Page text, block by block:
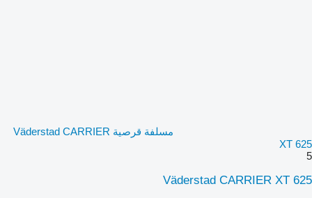
مسلفة قرصية Väderstad CARRIER
XT 625
5
Väderstad CARRIER XT 625